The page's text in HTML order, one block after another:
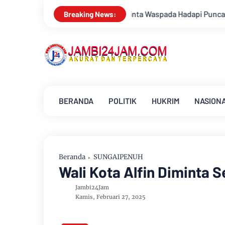
Breaking News:
Waspada Hadapi Puncak Kemarau Ambisi Menjadi
BERANDA POLITIK HUKRIM
Beranda SUNGAIPENUH
Wali Kota Alfin Diminta
Jambi24Jam
Kamis, Februari 27, 2025